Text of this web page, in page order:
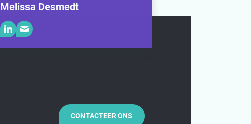
Melissa Desmedt
CONTACTEER ONS